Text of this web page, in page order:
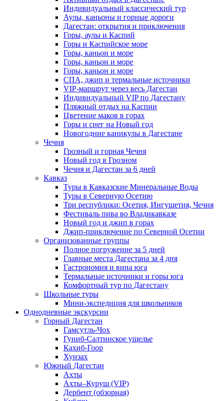
Индивидуальный классический тур
Аулы, каньоны и горные дороги
Дагестан: открытия и приключения
Горы, аулы и Каспий
Горы и Каспийское море
Горы, каньон и море
Горы, каньон и море
Горы, каньон и море
СПА, джип и термальные источники
VIP-маршрут через весь Дагестан
Индивидуальный VIP по Дагестану
Пляжный отдых на Каспии
Цветение маков в горах
Горы и снег на Новый год
Новогодние каникулы в Дагестане
Чечня
Грозный и горная Чечня
Новый год в Грозном
Чечня и Дагестан за 6 дней
Кавказ
Туры в Кавказские Минеральные Воды
Туры в Северную Осетию
Три республики: Осетия, Ингушетия, Чечня
Фестиваль пива во Владикавказе
Новый год и джип в горах
Джип-приключение по Северной Осетии
Организованные группы
Полное погружение за 5 дней
Главные места Дагестана за 4 дня
Гастрономия и вина юга
Термальные источники и горы юга
Комфортный тур по Дагестану
Школьные туры
Мини-экспедиция для школьников
Однодневные экскурсии
Горный Дагестан
Гамсутль-Чох
Гуниб-Салтинское ущелье
Кахиб-Гоор
Хунзах
Южный Дагестан
Ахты
Ахты–Куруш (VIP)
Дербент (обзорная)